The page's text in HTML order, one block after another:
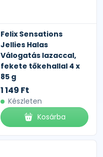
Felix Sensations
Jellies Halas
Válogatás lazaccal,
fekete tőkehallal 4 x
85 g
1 149 Ft
Készleten
Kosárba